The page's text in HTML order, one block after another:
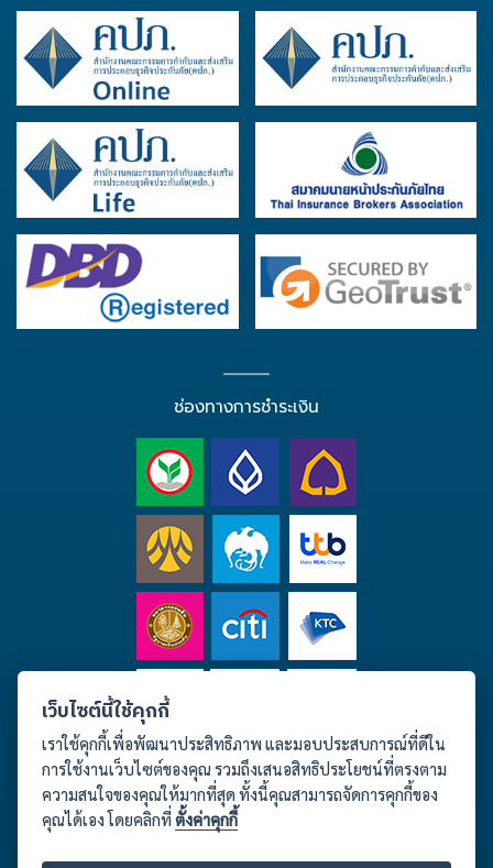
ช่องทางการชำระเงิน
เว็บไซต์นี้ใช้คุกกี้
เราใช้คุกกี้เพื่อพัฒนาประสิทธิภาพ และมอบประสบการณ์ที่ดีใน
การใช้งานเว็บไซต์ของคุณ รวมถึงเสนอสิทธิประโยชน์ที่ตรงตาม
ความสนใจของคุณให้มากที่สุด ทั้งนี้คุณสามารถจัดการคุกกี้ของ
คุณได้เอง โดยคลิกที่ตั้งค่าคุกกี้